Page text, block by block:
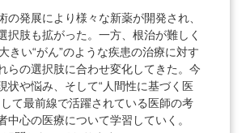
の発展により様々な新薬が開発され、
択肢も拡がった。一方、根治が難しく
きい“がん”のような疾患の治療に対す
らの選択肢に合わせ変化してきた。今
状や悩み、そして“人間性に基づく医
て最前線で活躍されている医師の考
中心の医療について学習していく。